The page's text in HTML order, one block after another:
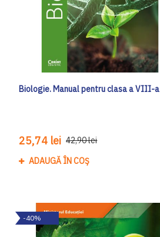
Biologie. Manual pentru clasa a VIII-a
25,74 lei 42,90 lei
ADAUGĂ ÎN COȘ
-40%